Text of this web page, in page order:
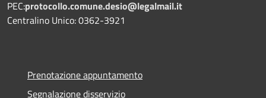
PEC:protocollo.comune.desio@legalmail.it
Centralino Unico: 0362-3921
Prenotazione appuntamento
Segnalazione disservizio